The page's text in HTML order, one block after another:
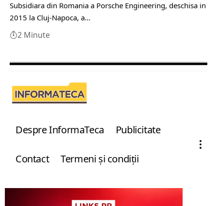
Subsidiara din Romania a Porsche Engineering, deschisa in
2015 la Cluj-Napoca, a…
2 Minute
Despre InformaTeca Publicitate
Contact Termeni şi condiţii